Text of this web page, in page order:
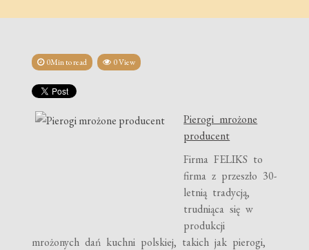
0Min to read 0 View
Pierogi mrożone
producent
Firma FELIKS to
firma z przeszło 30-
letnią tradycją,
trudniąca się w
produkcji
mrożonych dań kuchni polskiej, takich jak pierogi,